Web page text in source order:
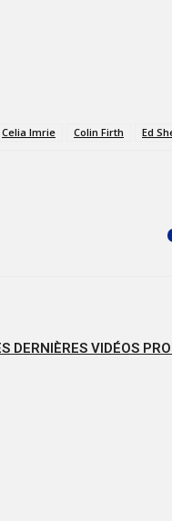
Celia Imrie Colin Firth Ed
DERNIÈRES VIDÉOS